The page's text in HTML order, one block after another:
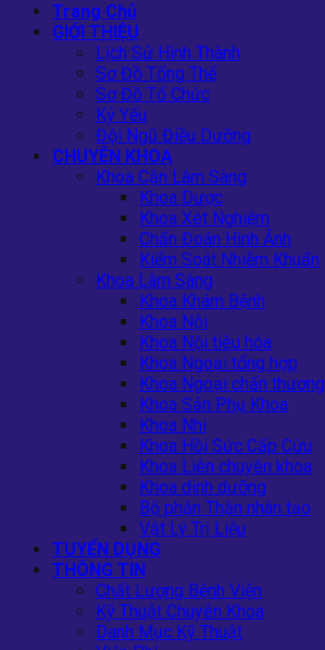
Trang Chủ
GIỚI THIỆU
Lịch Sử Hình Thành
Sơ Đồ Tổng Thể
Sơ Đồ Tổ Chức
Kỷ Yếu
Đội Ngũ Điều Dưỡng
CHUYÊN KHOA
Khoa Cận Lâm Sàng
Khoa Dược
Khoa Xét Nghiệm
Chẩn Đoán Hình Ảnh
Kiểm Soát Nhiễm Khuẩn
Khoa Lâm Sàng
Khoa Khám Bệnh
Khoa Nội
Khoa Nội tiêu hóa
Khoa Ngoại tổng hợp
Khoa Ngoại chấn thương
Khoa Sản Phụ Khoa
Khoa Nhi
Khoa Hồi Sức Cấp Cứu
Khoa Liên chuyên khoa
Khoa dinh dưỡng
Bộ phận Thận nhân tạo
Vật Lý Trị Liệu
TUYỂN DỤNG
THÔNG TIN
Chất Lượng Bệnh Viện
Kỹ Thuật Chuyên Khoa
Danh Mục Kỹ Thuật